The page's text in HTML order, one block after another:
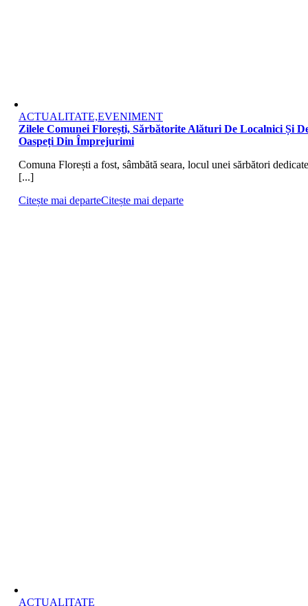
ACTUALITATE,EVENIMENT
Zilele Comunei Florești, Sărbătorite Alături De Localnici Și
Oaspeți Din Împrejurimi
Comuna Florești a fost, sâmbătă seara, locul unei sărbători dedicate
[...]
Citește mai departeCitește mai departe
ACTUALITATE